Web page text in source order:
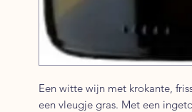
Een witte wijn met krokante,
een vleugje gras. Met een